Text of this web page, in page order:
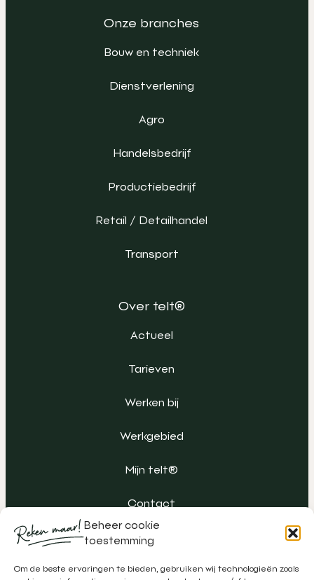
Beheer cookie
toestemming
Om de beste ervaringen te bieden, gebruiken wij technologieën zoals
Onze branches
Bouw en techniek
Dienstverlening
Agro
Handelsbedrijf
Productiebedrijf
Retail / Detailhandel
Transport
Over telt®
Actueel
Tarieven
Werken bij
Werkgebied
Mijn telt®
Contact